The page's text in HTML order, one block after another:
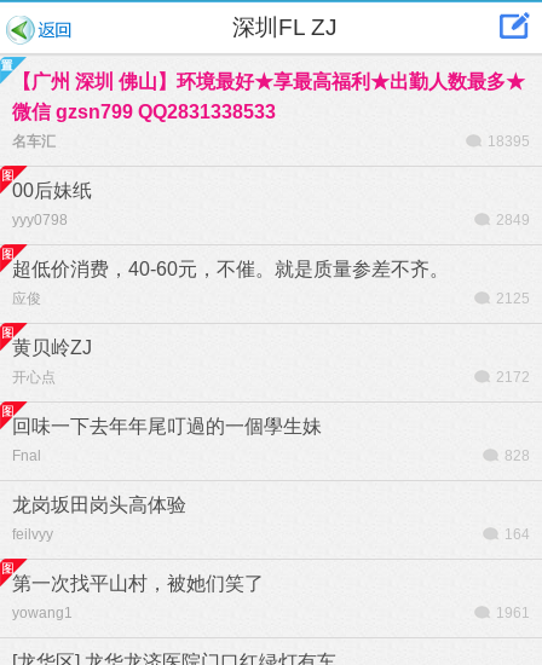
深圳FL ZJ
【广州 深圳 佛山】环境最好★享最高福利★出勤人数最多★
微信 gzsn799 QQ2831338533
名车汇 18395
00后妹纸
yyy0798 2849
超低价消费，40-60元，不催。就是质量参差不齐。
应俊 2125
黄贝岭ZJ
开心点 2172
回味一下去年年尾叮過的一個學生妹
Fnal 828
龙岗坂田岗头高体验
feilvyy 164
第一次找平山村，被她们笑了
yowang1 1961